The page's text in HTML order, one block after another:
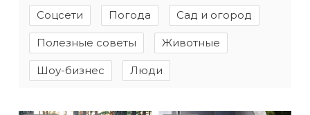
Соцсети Погода Сад и огород
Полезные советы Животные
Шоу-бизнес Люди